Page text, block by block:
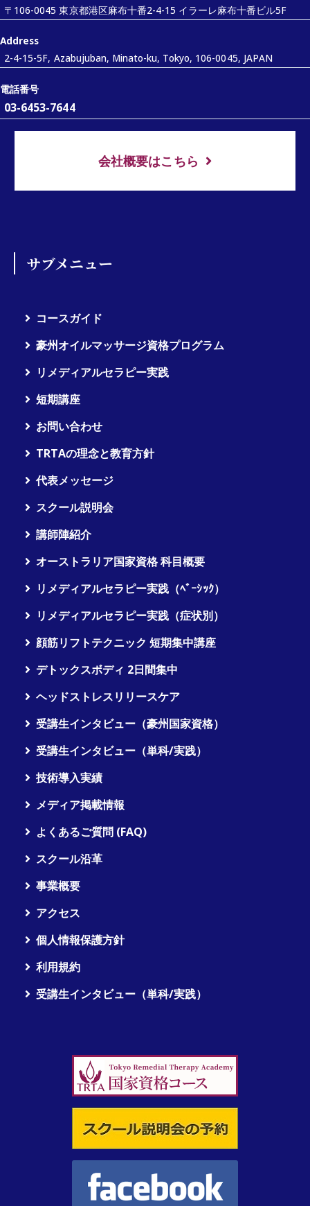
〒106-0045 東京都港区麻布十番2-4-15 イラーレ麻布十番ビル5F
Address
2-4-15-5F, Azabujuban, Minato-ku, Tokyo, 106-0045, JAPAN
電話番号
03-6453-7644
会社概要はこちら
サブメニュー
コースガイド
豪州オイルマッサージ資格プログラム
リメディアルセラピー実践
短期講座
お問い合わせ
TRTAの理念と教育方針
代表メッセージ
スクール説明会
講師陣紹介
オーストラリア国家資格 科目概要
リメディアルセラピー実践（ﾍﾞｰｼｯｸ）
リメディアルセラピー実践（症状別）
顔筋リフトテクニック 短期集中講座
デトックスボディ 2日間集中
ヘッドストレスリリースケア
受講生インタビュー（豪州国家資格）
受講生インタビュー（単科/実践）
技術導入実績
メディア掲載情報
よくあるご質問 (FAQ)
スクール沿革
事業概要
アクセス
個人情報保護方針
利用規約
受講生インタビュー（単科/実践）